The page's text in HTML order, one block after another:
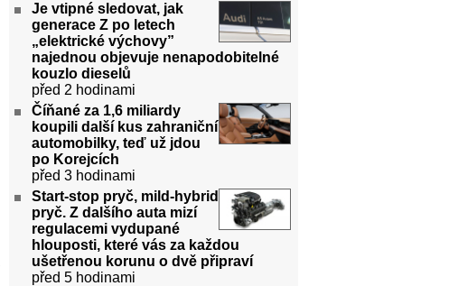
Je vtipné sledovat, jak
generace Z po letech
„elektrické výchovy”
najednou objevuje nenapodobitelné
kouzlo dieselů
před 2 hodinami
Číňané za 1,6 miliardy
koupili další kus zahraniční
automobilky, teď už jdou
po Korejcích
před 3 hodinami
Start-stop pryč, mild-hybrid
pryč. Z dalšího auta mizí
regulacemi vydupané
hlouposti, které vás za každou
ušetřenou korunu o dvě připraví
před 5 hodinami